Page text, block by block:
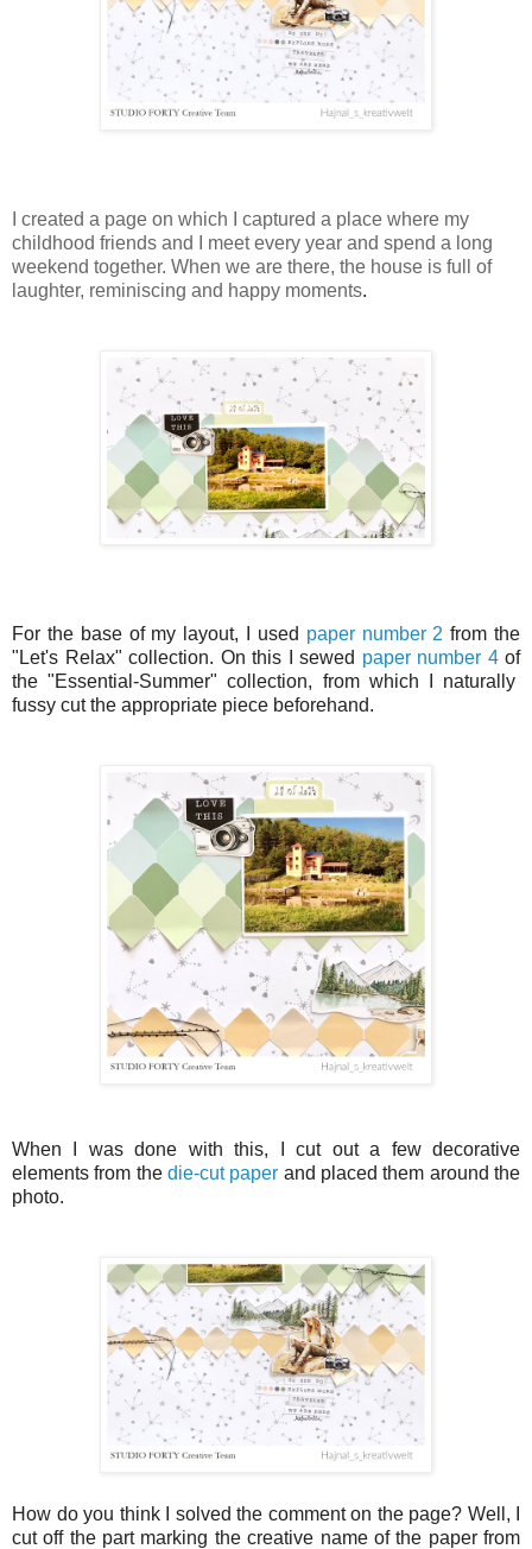
I created a page on which I captured a place where my
childhood friends and I meet every year and spend a long
weekend together. When we are there, the house is full of
laughter, reminiscing and happy moments.
For the base of my layout, I used paper number 2from the
"Let's Relax" collection. On this I sewed paper number 4of
the "Essential-Summer" collection, from which I naturally
fussy cut the appropriate piece beforehand.
When I was done with this, I cut out a few decorative
elements from the die-cut paper and placed them around the
photo.
How do you think I solved the comment on the page? Well, I
cut off the part marking the creative name of the paper from